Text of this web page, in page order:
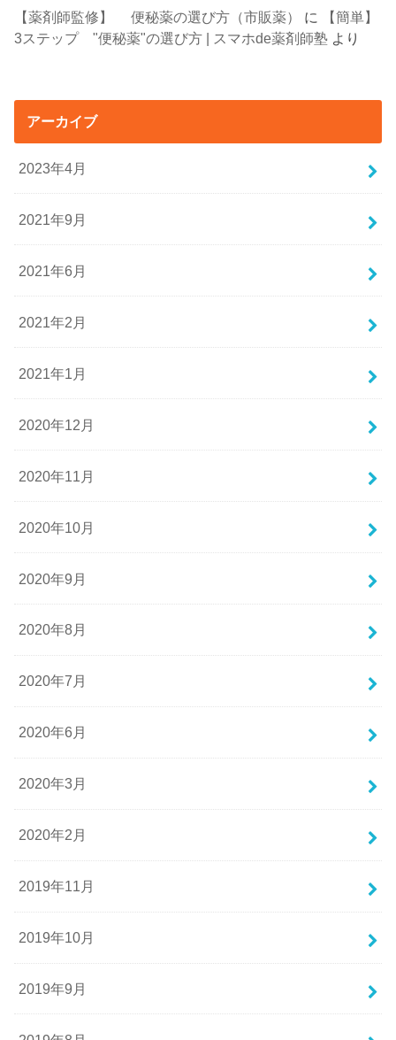
【薬剤師監修】 便秘薬の選び方（市販薬） に
【簡単】
3ステップ "便秘薬"の選び方 | スマホde薬剤師塾 より
アーカイブ
2023年4月
2021年9月
2021年6月
2021年2月
2021年1月
2020年12月
2020年11月
2020年10月
2020年9月
2020年8月
2020年7月
2020年6月
2020年3月
2020年2月
2019年11月
2019年10月
2019年9月